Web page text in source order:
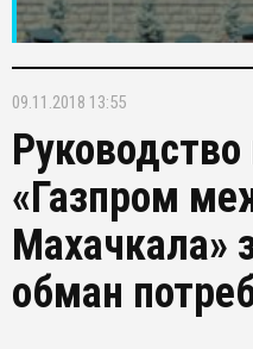
09.11.2018 13:55
«Газпром
Махачкала»
обман